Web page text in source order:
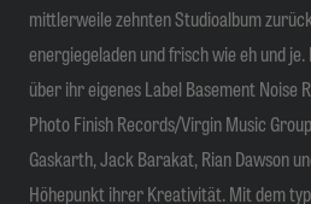
mittlerweile zehnten Studioalbum
energiegeladen und frisch wie eh und
über ihr eigenes Label Basement Noise
Photo Finish Records/Virgin Music
Gaskarth, Jack Barakat, Rian Dawson
Höhepunkt ihrer Kreativität. Mit dem